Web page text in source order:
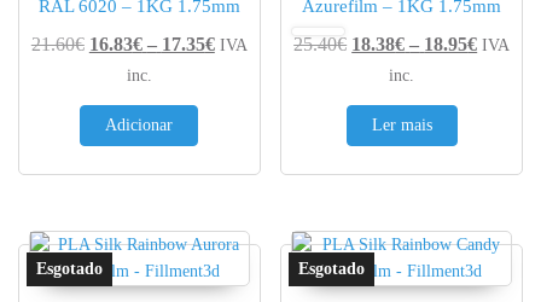
RAL 6020 – 1KG 1.75mm
21.60€ 16.83€ – 17.35€Price range: 16.83€ through 17.35€
IVA
inc.
Adicionar
Azurefilm – 1KG 1.75mm
25.40€ 18.38€ – 18.95€Price
IVA
inc.
Ler mais